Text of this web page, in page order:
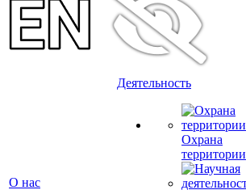
О нас
Деятельность
Охрана
территории